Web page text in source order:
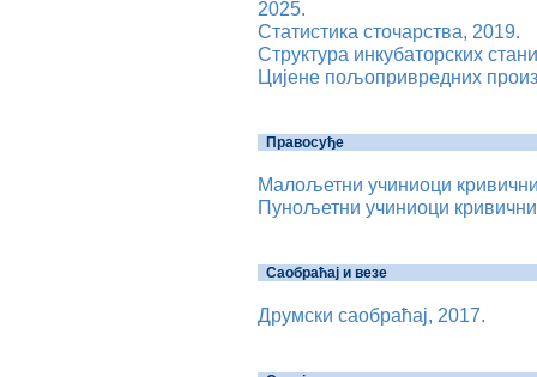
2025.
Статистика сточарства, 2019.
Структура инкубаторских
Цијене пољопривредних
Правосуђе
Малољетни учиниоци
Пунољетни учиниоци
Саобраћај и везе
Друмски саобраћај, 2017.